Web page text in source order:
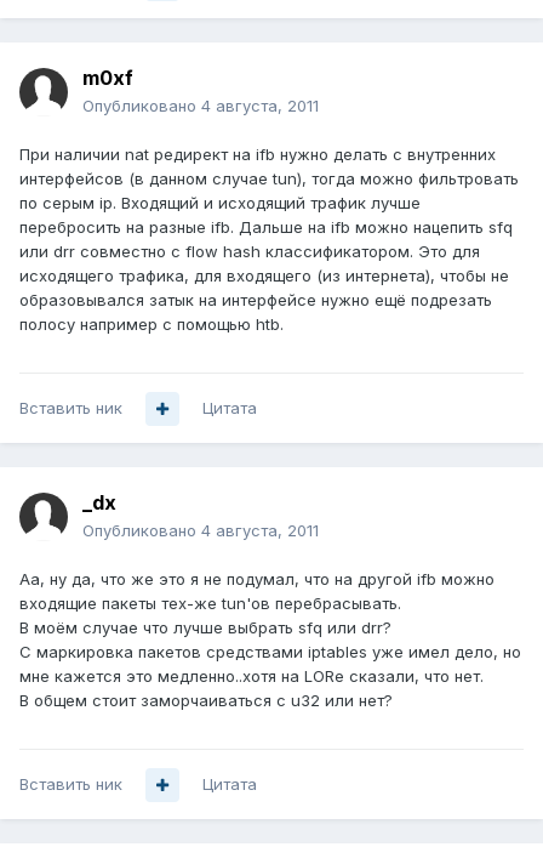
m0xf
Опубликовано 4 августа, 2011
При наличии nat редирект на ifb нужно делать с внутренних
интерфейсов (в данном случае tun), тогда можно фильтровать
по серым ip. Входящий и исходящий трафик лучше
перебросить на разные ifb. Дальше на ifb можно нацепить sfq
или drr совместно с flow hash классификатором. Это для
исходящего трафика, для входящего (из интернета), чтобы не
образовывался затык на интерфейсе нужно ещё подрезать
полосу например с помощью htb.
Вставить ник Цитата
_dx
Опубликовано 4 августа, 2011
Аа, ну да, что же это я не подумал, что на другой ifb можно
входящие пакеты тех-же tun'ов перебрасывать.
В моём случае что лучше выбрать sfq или drr?
С маркировка пакетов средствами iptables уже имел дело, но
мне кажется это медленно..хотя на LORе сказали, что нет.
В общем стоит заморчаиваться с u32 или нет?
Вставить ник Цитата